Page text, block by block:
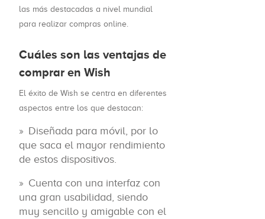
las más destacadas a nivel mundial
para realizar compras online.
Cuáles son las ventajas de
comprar en Wish
El éxito de Wish se centra en diferentes
aspectos entre los que destacan:
Diseñada para móvil, por lo
que saca el mayor rendimiento
de estos dispositivos.
Cuenta con una interfaz con
una gran usabilidad, siendo
muy sencillo y amigable con el